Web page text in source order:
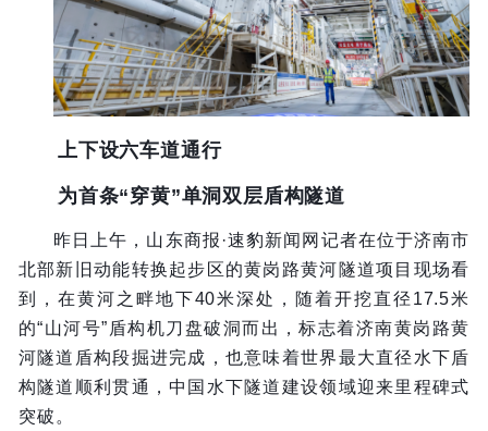
上下设六车道通行
为首条“穿黄”单洞双层盾构隧道
昨日上午，山东商报·速豹新闻网记者在位于济南市
北部新旧动能转换起步区的黄岗路黄河隧道项目现场看
到，在黄河之畔地下40米深处，随着开挖直径17.5米
的“山河号”盾构机刀盘破洞而出，标志着济南黄岗路黄
河隧道盾构段掘进完成，也意味着世界最大直径水下盾
构隧道顺利贯通，中国水下隧道建设领域迎来里程碑式
突破。